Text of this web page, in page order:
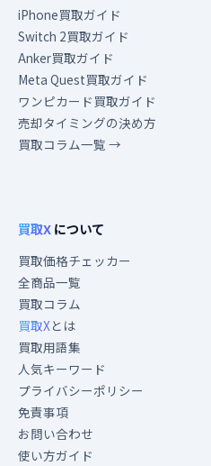
iPhone買取ガイド
Switch 2買取ガイド
Anker買取ガイド
Meta Quest買取ガイド
ワンピカード買取ガイド
売却タイミングの決め方
買取コラム一覧 →
買取Xについて
買取価格チェッカー
全商品一覧
買取コラム
買取Xとは
買取用語集
人気キーワード
プライバシーポリシー
免責事項
お問い合わせ
使い方ガイド